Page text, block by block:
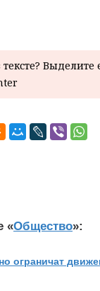
«Общество»:
ограничат